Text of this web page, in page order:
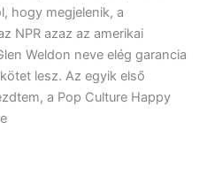
hogy megjelenik, a
NPR azaz az amerikai
Weldon neve elég garancia
lesz. Az egyik első
a Pop Culture Happy